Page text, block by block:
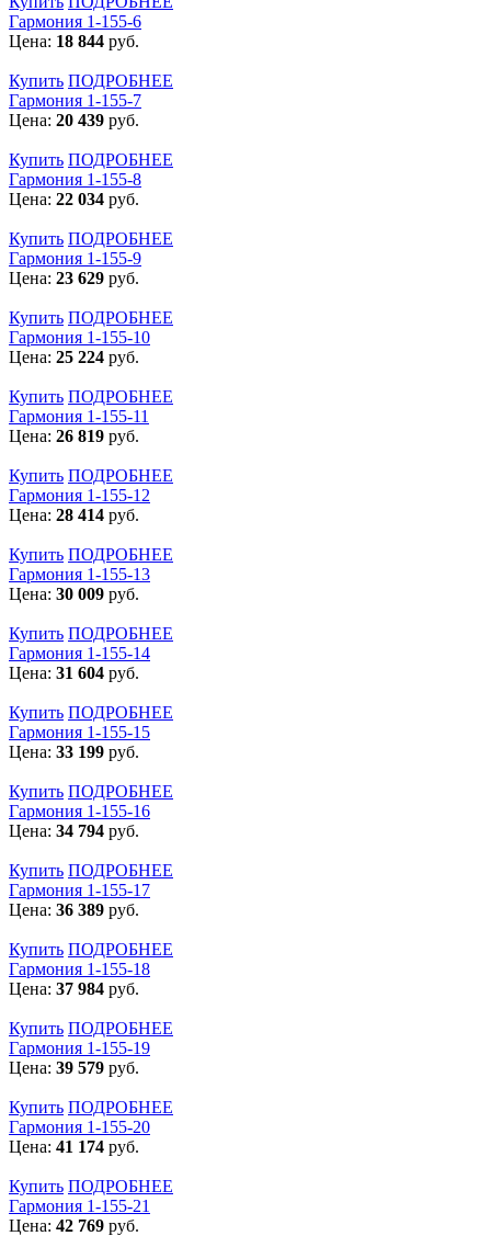
Гармония 1-155-6
Цена: 18 844 руб.
Купить ПОДРОБНЕЕ
Гармония 1-155-7
Цена: 20 439 руб.
Купить ПОДРОБНЕЕ
Гармония 1-155-8
Цена: 22 034 руб.
Купить ПОДРОБНЕЕ
Гармония 1-155-9
Цена: 23 629 руб.
Купить ПОДРОБНЕЕ
Гармония 1-155-10
Цена: 25 224 руб.
Купить ПОДРОБНЕЕ
Гармония 1-155-11
Цена: 26 819 руб.
Купить ПОДРОБНЕЕ
Гармония 1-155-12
Цена: 28 414 руб.
Купить ПОДРОБНЕЕ
Гармония 1-155-13
Цена: 30 009 руб.
Купить ПОДРОБНЕЕ
Гармония 1-155-14
Цена: 31 604 руб.
Купить ПОДРОБНЕЕ
Гармония 1-155-15
Цена: 33 199 руб.
Купить ПОДРОБНЕЕ
Гармония 1-155-16
Цена: 34 794 руб.
Купить ПОДРОБНЕЕ
Гармония 1-155-17
Цена: 36 389 руб.
Купить ПОДРОБНЕЕ
Гармония 1-155-18
Цена: 37 984 руб.
Купить ПОДРОБНЕЕ
Гармония 1-155-19
Цена: 39 579 руб.
Купить ПОДРОБНЕЕ
Гармония 1-155-20
Цена: 41 174 руб.
Купить ПОДРОБНЕЕ
Гармония 1-155-21
Цена: 42 769 руб.